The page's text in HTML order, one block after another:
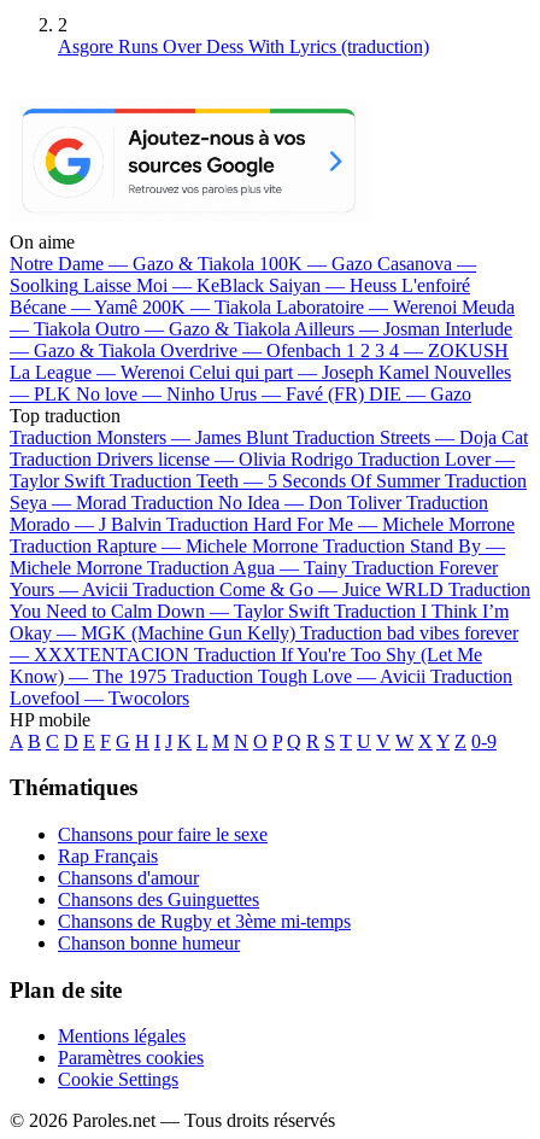
2
Asgore Runs Over Dess With Lyrics (traduction)
On aime
Notre Dame — Gazo & Tiakola 100K — Gazo Casanova —
Soolking Laisse Moi — KeBlack Saiyan — Heuss L'enfoiré
Bécane —Yamê 200K — Tiakola Laboratoire — Werenoi Meuda
— Tiakola Outro — Gazo & Tiakola Ailleurs — Josman Interlude
— Gazo & Tiakola Overdrive — Ofenbach 1 2 3 4 — ZOKUSH
La League — Werenoi Celui qui part — Joseph Kamel Nouvelles
— PLK No love — Ninho Urus — Favé (FR) DIE — Gazo
Top traduction
Traduction Monsters — James Blunt Traduction Streets — Doja Cat
Traduction Drivers license — Olivia Rodrigo Traduction Lover —
Taylor Swift Traduction Teeth — 5 Seconds Of Summer Traduction
Seya — Morad Traduction No Idea — Don Toliver Traduction
Morado — J Balvin Traduction Hard For Me — Michele Morrone
Traduction Rapture — Michele Morrone Traduction Stand By —
Michele Morrone Traduction Agua — Tainy Traduction Forever
Yours — Avicii Traduction Come & Go — Juice WRLD Traduction
You Need to Calm Down — Taylor Swift Traduction I Think I’m
Okay — MGK (Machine Gun Kelly) Traduction bad vibes forever
— XXXTENTACION Traduction If You're Too Shy (Let Me
Know) — The 1975 Traduction Tough Love — Avicii Traduction
Lovefool — Twocolors
HP mobile
A B C D E F G H I J K L M N O P Q R S T U V W X Y Z 0-9
Thématiques
Chansons pour faire le sexe
Rap Français
Chansons d'amour
Chansons des Guinguettes
Chansons de Rugby et 3ème mi-temps
Chanson bonne humeur
Plan de site
Mentions légales
Paramètres cookies
Cookie Settings
© 2026 Paroles.net — Tous droits réservés